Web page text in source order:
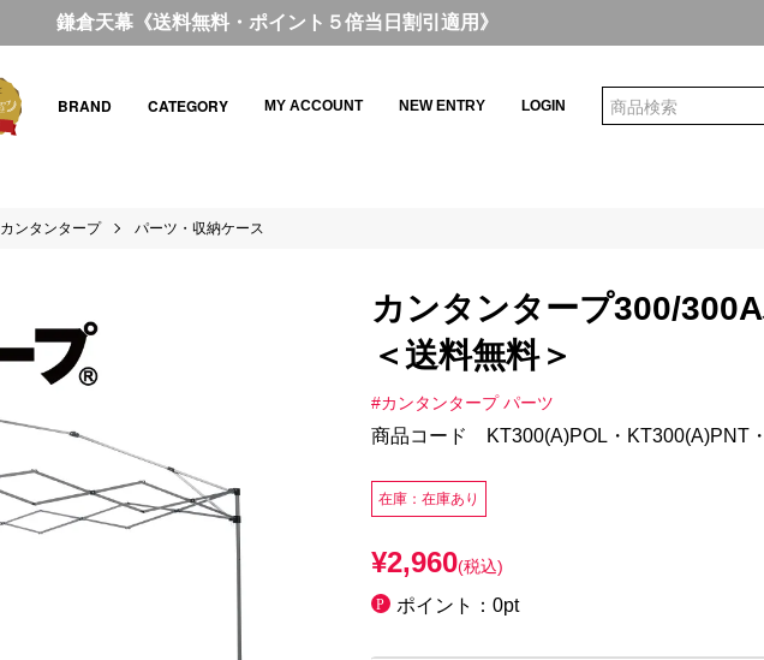
鎌倉天幕《送料無料・ポイント５倍当日割引適用》
BRAND CATEGORY MY ACCOUNT NEW ENTRY LOGIN
カンタンタープ パーツ・収納ケース
カンタンタープ300/
＜送料無料＞
#カンタンタープ パーツ
商品コード KT300(A)POL・KT300(A)PNT
在庫：在庫あり
¥2,960(税込)
ポイント：0pt